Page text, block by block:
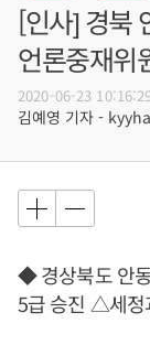
[인사] 경북
언론중재위
2020-06-23
김예영 기자 -
◆ 경상북도 안
5급 승진 △세정